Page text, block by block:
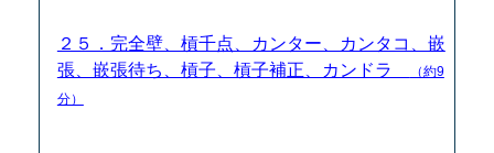
２５．完全壁、槓千点、カンター、カンタコ、嵌
張、嵌張待ち、槓子、槓子補正、カンドラ
（約9
分）